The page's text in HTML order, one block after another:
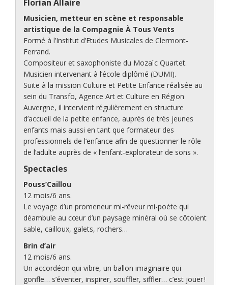
Florian Allaire
Musicien, metteur en scène et responsable
artistique de la Compagnie À Tous Vents
Formé à l’Institut d’Etudes Musicales de Clermont-
Ferrand.
Compositeur et saxophoniste du Mozaïc Quartet.
Musicien intervenant à l’école diplômé (DUMI).
Suite à la mission Culture et Petite Enfance réalisée au
sein du Transfo, Agence Art et Culture en Région
Auvergne, il intervient régulièrement en structure
d’accueil de la petite enfance, auprès de très jeunes
enfants mais aussi en tant que formateur des
professionnels de l’enfance afin de questionner le rôle
de l’adulte auprès de « l’enfant-explorateur de sons ».
Spectacles
Pouss’Caillou
12 mois/6 ans.
Le voyage d’un promeneur mi-rêveur mi-poète qui
déambule au cœur d’un paysage minéral où se côtoient
sable, cailloux, galets, rochers…
Brin d’air
12 mois/6 ans.
Un accordéon qui vibre, un ballon imaginaire qui
gonfle… s’éventer, inspirer, souffler, siffler… c’est jouer !